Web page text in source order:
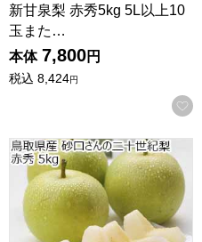
新甘泉梨 赤秀5kg 5L以上10
玉また…
本体 7,800円
税込 8,424円
鳥取県産 砂口さんの二十世